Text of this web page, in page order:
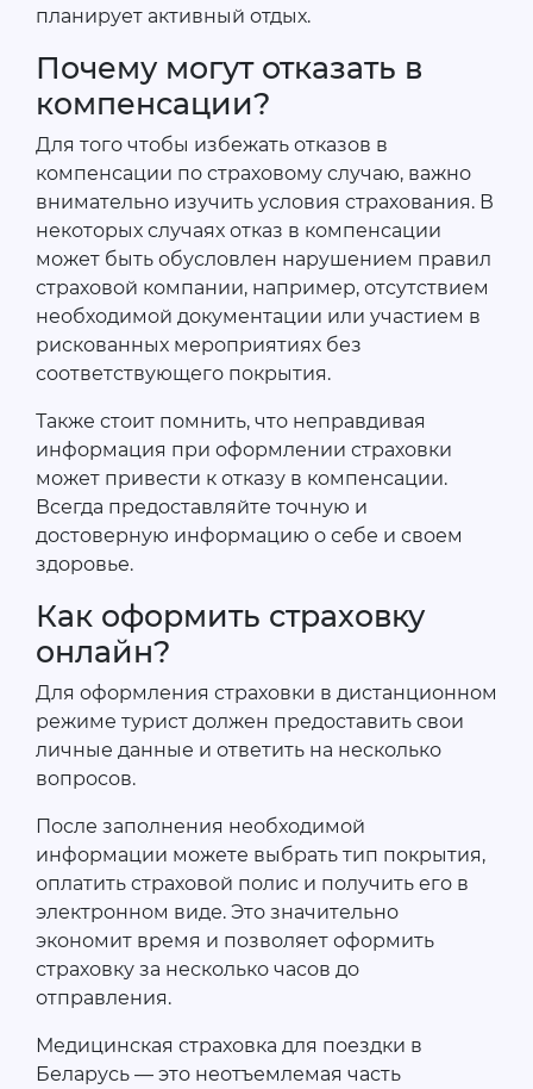
планирует активный отдых.
Почему могут отказать в
компенсации?
Для того чтобы избежать отказов в
компенсации по страховому случаю, важно
внимательно изучить условия страхования. В
некоторых случаях отказ в компенсации
может быть обусловлен нарушением правил
страховой компании, например, отсутствием
необходимой документации или участием в
рискованных мероприятиях без
соответствующего покрытия.
Также стоит помнить, что неправдивая
информация при оформлении страховки
может привести к отказу в компенсации.
Всегда предоставляйте точную и
достоверную информацию о себе и своем
здоровье.
Как оформить страховку
онлайн?
Для оформления страховки в дистанционном
режиме турист должен предоставить свои
личные данные и ответить на несколько
вопросов.
После заполнения необходимой
информации можете выбрать тип покрытия,
оплатить страховой полис и получить его в
электронном виде. Это значительно
экономит время и позволяет оформить
страховку за несколько часов до
отправления.
Медицинская страховка для поездки в
Беларусь — это неотъемлемая часть